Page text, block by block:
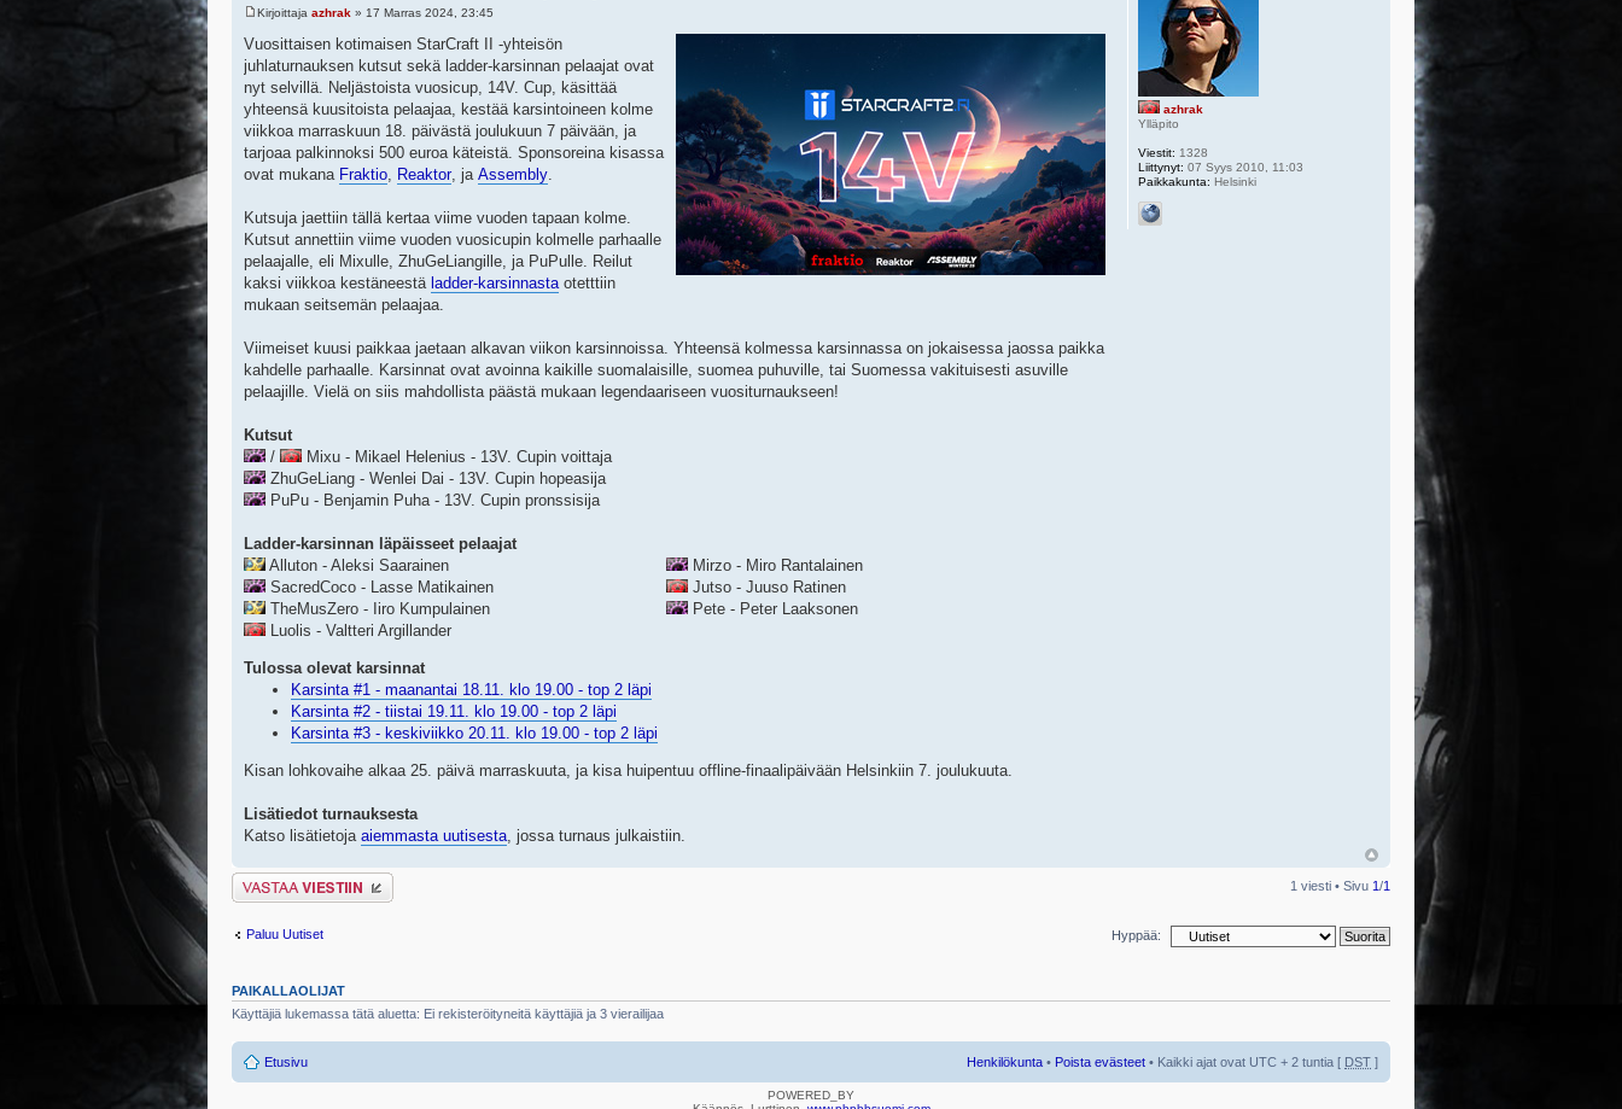
Kirjoittaja azhrak » 17 Marras 2024, 23:45
Vuosittaisen kotimaisen StarCraft II -yhteisön
juhlaturnauksen kutsut sekä ladder-karsinnan pelaajat ovat
nyt selvillä. Neljästoista vuosicup, 14V. Cup, käsittää
yhteensä kuusitoista pelaajaa, kestää karsintoineen kolme
viikkoa marraskuun 18. päivästä joulukuun 7 päivään, ja
tarjoaa palkinnoksi 500 euroa käteistä. Sponsoreina kisassa
ovat mukana Fraktio Reaktor, ja Assembly
Kutsuja jaettiin tällä kertaa viime vuoden tapaan kolme.
Kutsut annettiin viime vuoden vuosicupin kolmelle parhaalle
pelaajalle, eli Mixulle, ZhuGeLiangille, ja PuPulle. Reilut
kaksi viikkoa kestäneestä ladder-karsinnasta otetttiin
mukaan seitsemän pelaajaa.
Viimeiset kuusi paikkaa jaetaan alkavan viikon karsinnoissa. Yhteensä kolmessa karsinnassa on jokaisessa jaossa paikka
kahdelle parhaalle. Karsinnat ovat avoinna kaikille suomalaisille, suomea puhuville, tai Suomessa vakituisesti asuville
pelaajille. Vielä on siis mahdollista päästä mukaan legendaariseen vuositurnaukseen!
Kutsut
/
Mixu - Mikael Helenius - 13V. Cupin voittaja
ZhuGeLiang - Wenlei Dai - 13V. Cupin hopeasija
PuPu - Benjamin Puha - 13V. Cupin pronssisija
Ladder-karsinnan läpäisseet pelaajat
Alluton - Aleksi Saarainen
SacredCoco - Lasse Matikainen
TheMusZero - Iiro Kumpulainen
Luolis - Valtteri Argillander
Mirzo - Miro Rantalainen
Jutso - Juuso Ratinen
Pete - Peter Laaksonen
Tulossa olevat karsinnat
Karsinta #1 - maanantai 18.11. klo 19.00 - top 2 läpi
Karsinta #2 - tiistai 19.11. klo 19.00 - top 2 läpi
Karsinta #3 - keskiviikko 20.11. klo 19.00 - top 2 läpi
Kisan lohkovaihe alkaa 25. päivä marraskuuta, ja kisa huipentuu offline-finaalipäivään Helsinkiin 7. joulukuuta.
Lisätiedot turnauksesta
Katso lisätietoja aiemmasta uutisesta , jossa turnaus julkaistiin.
azhrak
Ylläpito
Viestit: 1328
Liittynyt: 07 Syys 2010, 11:03
Paikkakunta: Helsinki
Lähetä vastaus 1 viesti • Sivu 1/1
Paluu Uutiset Hyppää:
PAIKALLAOLIJAT
Käyttäjiä lukemassa tätä aluetta: Ei rekisteröityneitä käyttäjiä ja 3 vierailijaa
Etusivu Henkilökunta • Poista evästeet • Kaikki ajat ovat UTC + 2 tuntia [ DST ]
POWERED_BY